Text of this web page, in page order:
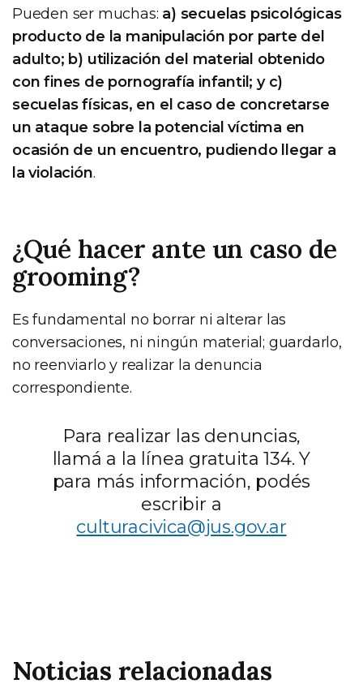
Pueden ser muchas: a) secuelas psicológicas
producto de la manipulación por parte del
adulto; b) utilización del material obtenido
con fines de pornografía infantil; y c)
secuelas físicas, en el caso de concretarse
un ataque sobre la potencial víctima en
ocasión de un encuentro, pudiendo llegar a
la violación.
¿Qué hacer ante un caso de
grooming?
Es fundamental no borrar ni alterar las
conversaciones, ni ningún material; guardarlo,
no reenviarlo y realizar la denuncia
correspondiente.
Para realizar las denuncias,
llamá a la línea gratuita 134. Y
para más información, podés
escribir a
culturacivica@jus.gov.ar
Noticias relacionadas